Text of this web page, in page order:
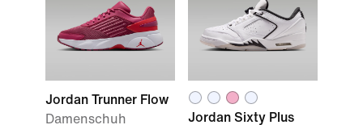
Jordan Trunner Flow
Damenschuh
Jordan Sixty Plus